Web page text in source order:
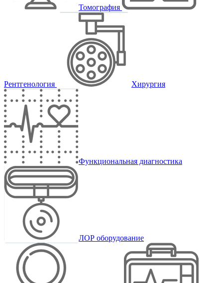
Томография
Рентгенология Хирургия
Функциональная диагностика
ЛОР оборудование